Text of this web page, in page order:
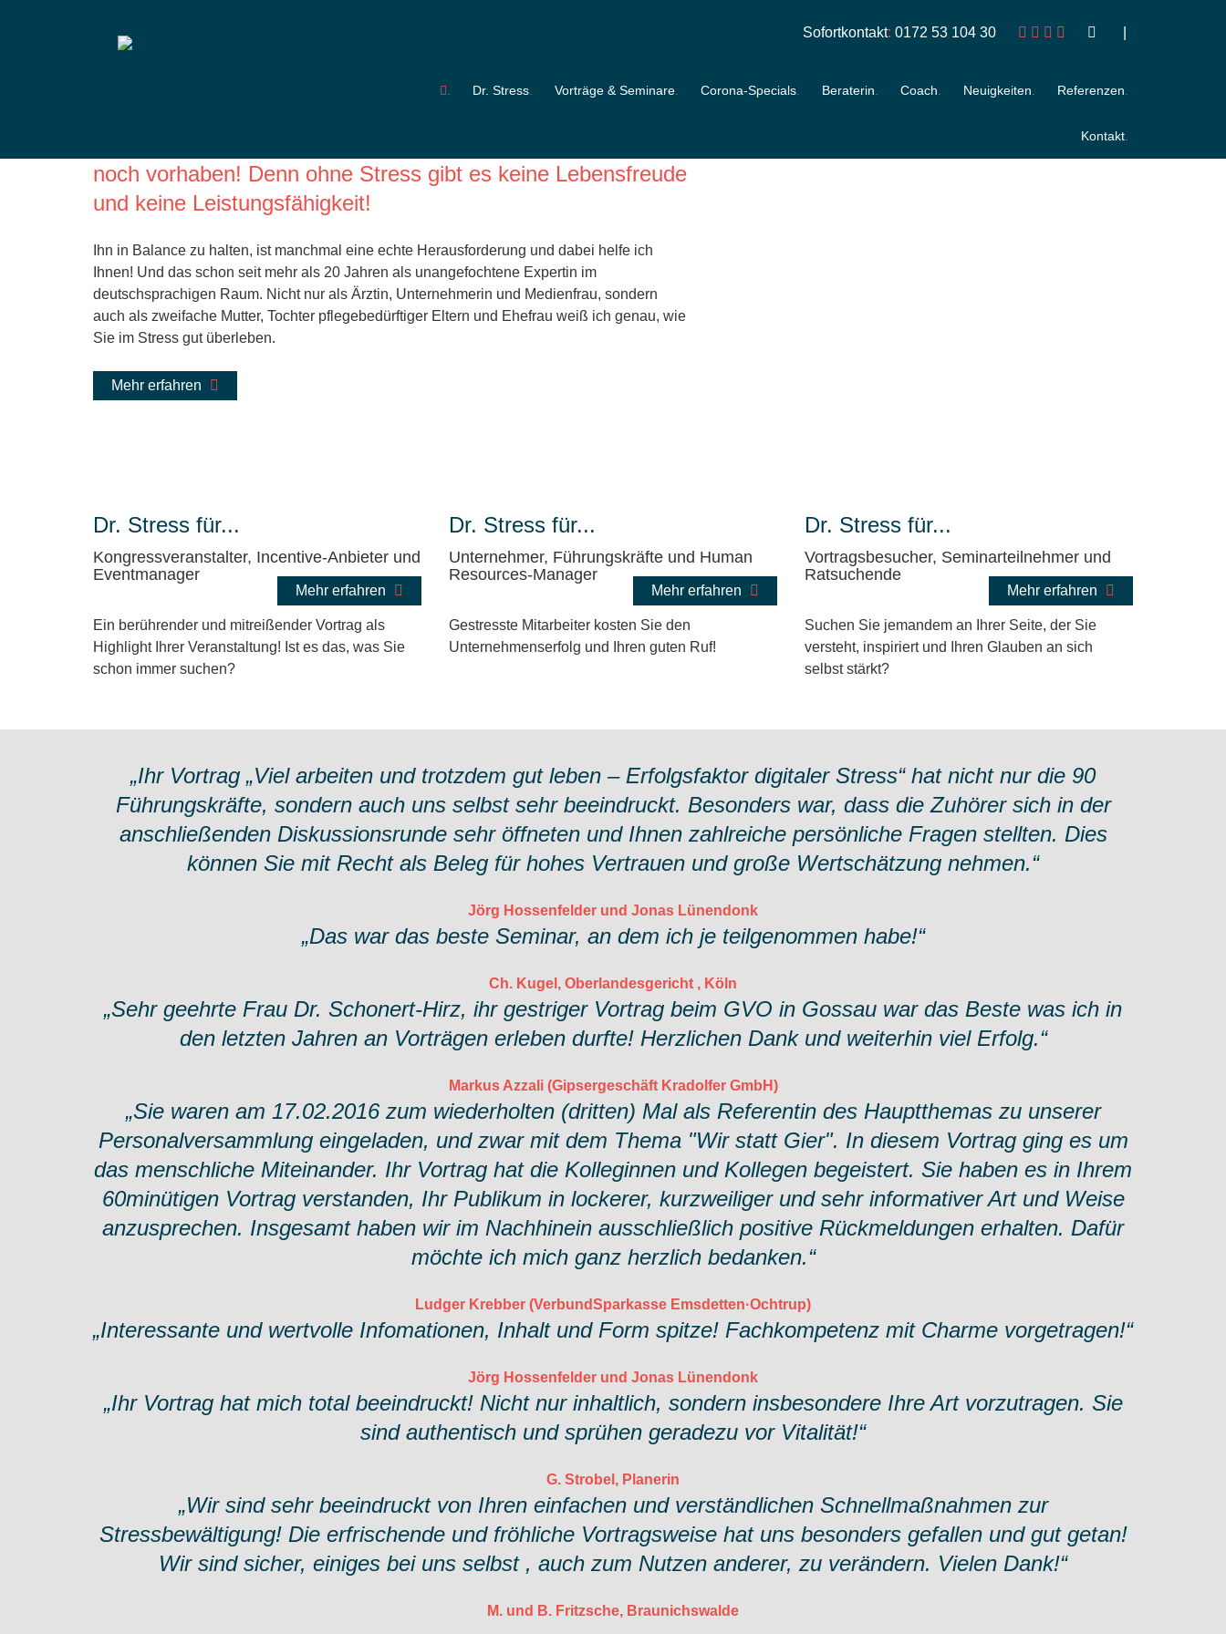
Sofortkontakt: 0172 53 104 30
Dr. Stress Vorträge & Seminare Corona-Specials Beraterin Coach Neuigkeiten Referenzen
Kontakt
Dr. med. Sabine Schonert-Hirz
noch vorhaben! Denn ohne Stress gibt es keine Lebensfreude
und keine Leistungsfähigkeit!
Ihn in Balance zu halten, ist manchmal eine echte Herausforderung und dabei helfe ich
Ihnen! Und das schon seit mehr als 20 Jahren als unangefochtene Expertin im
deutschsprachigen Raum. Nicht nur als Ärztin, Unternehmerin und Medienfrau, sondern
auch als zweifache Mutter, Tochter pflegebedürftiger Eltern und Ehefrau weiß ich genau, wie
Sie im Stress gut überleben.
Mehr erfahren
Dr. Stress für...
Kongressveranstalter, Incentive-Anbieter und
Eventmanager
Mehr erfahren
Ein berührender und mitreißender Vortrag als
Highlight Ihrer Veranstaltung! Ist es das, was Sie
schon immer suchen?
Dr. Stress für...
Unternehmer, Führungskräfte und Human
Resources-Manager
Mehr erfahren
Gestresste Mitarbeiter kosten Sie den
Unternehmenserfolg und Ihren guten Ruf!
Dr. Stress für...
Vortragsbesucher, Seminarteilnehmer und
Ratsuchende
Mehr erfahren
Suchen Sie jemandem an Ihrer Seite, der Sie
versteht, inspiriert und Ihren Glauben an sich
selbst stärkt?
„Ihr Vortrag „Viel arbeiten und trotzdem gut leben – Erfolgsfaktor digitaler Stress“ hat nicht nur die 90
Führungskräfte, sondern auch uns selbst sehr beeindruckt. Besonders war, dass die Zuhörer sich in der
anschließenden Diskussionsrunde sehr öffneten und Ihnen zahlreiche persönliche Fragen stellten. Dies
können Sie mit Recht als Beleg für hohes Vertrauen und große Wertschätzung nehmen.“
Jörg Hossenfelder und Jonas Lünendonk
„Das war das beste Seminar, an dem ich je teilgenommen habe!“
Ch. Kugel, Oberlandesgericht , Köln
„Sehr geehrte Frau Dr. Schonert-Hirz, ihr gestriger Vortrag beim GVO in Gossau war das Beste was ich in
den letzten Jahren an Vorträgen erleben durfte! Herzlichen Dank und weiterhin viel Erfolg.“
Markus Azzali (Gipsergeschäft Kradolfer GmbH)
„Sie waren am 17.02.2016 zum wiederholten (dritten) Mal als Referentin des Hauptthemas zu unserer
Personalversammlung eingeladen, und zwar mit dem Thema "Wir statt Gier". In diesem Vortrag ging es um
das menschliche Miteinander. Ihr Vortrag hat die Kolleginnen und Kollegen begeistert. Sie haben es in Ihrem
60minütigen Vortrag verstanden, Ihr Publikum in lockerer, kurzweiliger und sehr informativer Art und Weise
anzusprechen. Insgesamt haben wir im Nachhinein ausschließlich positive Rückmeldungen erhalten. Dafür
möchte ich mich ganz herzlich bedanken.“
Ludger Krebber (VerbundSparkasse Emsdetten·Ochtrup)
„Interessante und wertvolle Infomationen, Inhalt und Form spitze! Fachkompetenz mit Charme vorgetragen!“
Jörg Hossenfelder und Jonas Lünendonk
„Ihr Vortrag hat mich total beeindruckt! Nicht nur inhaltlich, sondern insbesondere Ihre Art vorzutragen. Sie
sind authentisch und sprühen geradezu vor Vitalität!“
G. Strobel, Planerin
„Wir sind sehr beeindruckt von Ihren einfachen und verständlichen Schnellmaßnahmen zur
Stressbewältigung! Die erfrischende und fröhliche Vortragsweise hat uns besonders gefallen und gut getan!
Wir sind sicher, einiges bei uns selbst , auch zum Nutzen anderer, zu verändern. Vielen Dank!“
M. und B. Fritzsche, Braunichswalde